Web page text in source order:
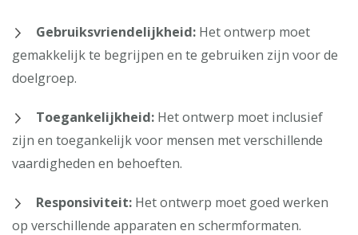
Gebruiksvriendelijkheid: Het ontwerp moet
gemakkelijk te begrijpen en te gebruiken zijn voor de
doelgroep.
Toegankelijkheid: Het ontwerp moet inclusief
zijn en toegankelijk voor mensen met verschillende
vaardigheden en behoeften.
Responsiviteit: Het ontwerp moet goed werken
op verschillende apparaten en schermformaten.